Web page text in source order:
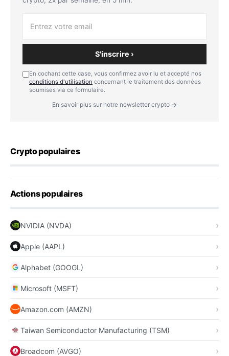
S'inscrire ›
En cochant cette case, vous confirmez avoir lu et accepté nos
conditions d'utilisation concernant le traitement des données
soumises via ce formulaire.
En savoir plus sur notre newsletter crypto →
Crypto populaires
Actions populaires
NVIDIA (NVDA)
Apple (AAPL)
Alphabet (GOOGL)
Microsoft (MSFT)
Amazon.com (AMZN)
Taiwan Semiconductor Manufacturing (TSM)
Broadcom (AVGO)